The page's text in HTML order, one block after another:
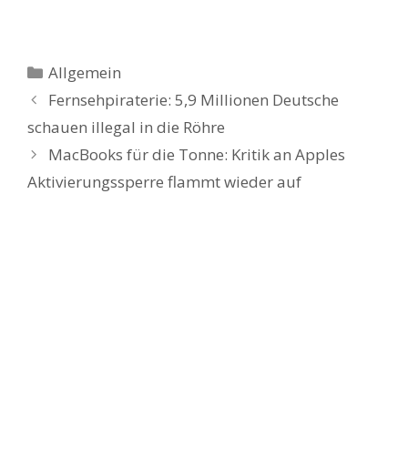
Kategorien
Allgemein
Fernsehpiraterie: 5,9 Millionen Deutsche
schauen illegal in die Röhre
MacBooks für die Tonne: Kritik an Apples
Aktivierungssperre flammt wieder auf